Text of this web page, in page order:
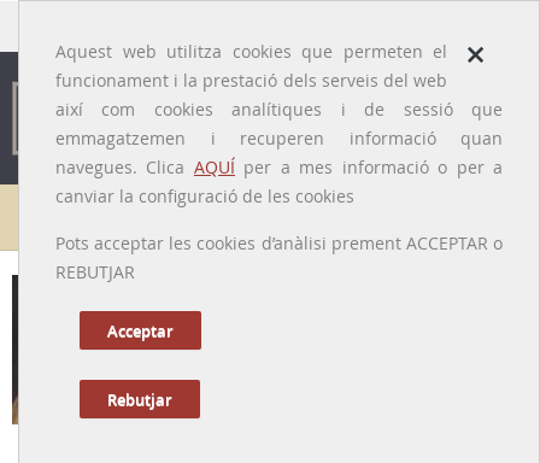
×
Aquest web utilitza cookies que permeten el
funcionament i la prestació dels serveis del web
així com cookies analítiques i de sessió que
emmagatzemen i recuperen informació quan
navegues. Clica AQUÍper a mes informació o per a
canviar la configuració de les cookies
Pots acceptar les cookies d’anàlisi prement ACCEPTAR o
REBUTJAR
Acceptar
Rebutjar
Galeria de metges